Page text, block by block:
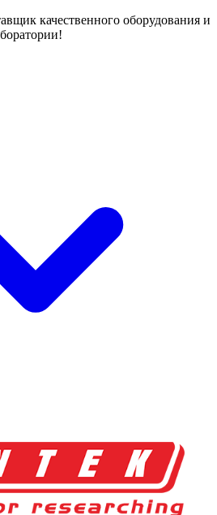
качественного оборудования и